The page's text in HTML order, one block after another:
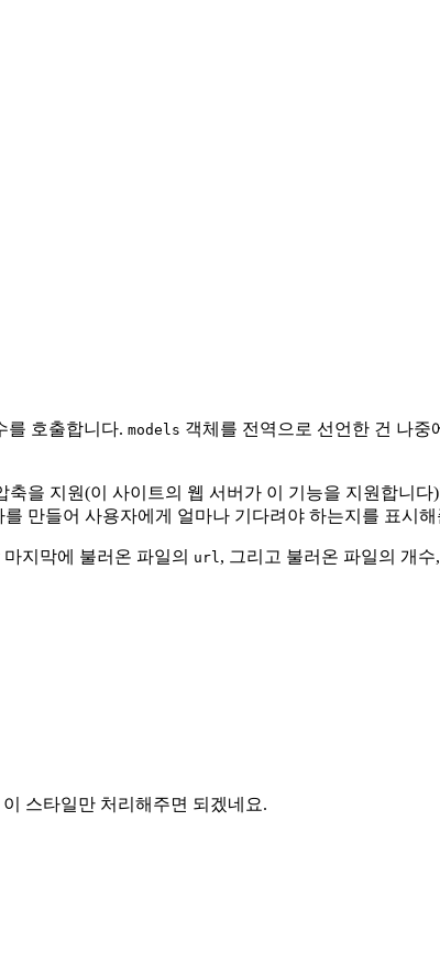
를 호출합니다. models 객체를 전역으로 선언한 건 나중
을 지원(이 사이트의 웹 서버가 이 기능을 지원합니
만들어 사용자에게 얼마나 기다려야 하는지를 표시
지막에 불러온 파일의 url, 그리고 불러온 파일의 개
스타일만 처리해주면 되겠네요.